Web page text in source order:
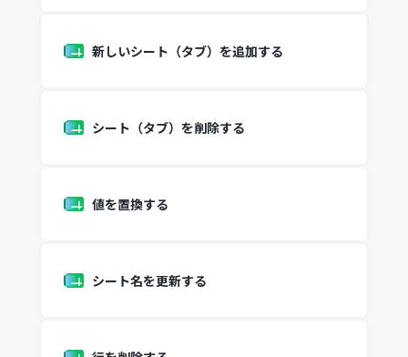
新しいシート（タブ）を追加する
シート（タブ）を削除する
値を置換する
シート名を更新する